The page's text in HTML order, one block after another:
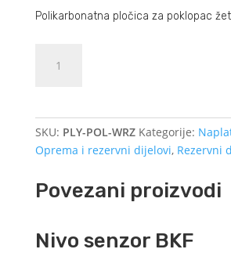
Polikarbonatna pločica za poklopac
pločica
SKU: PLY-POL-WRZ Kategorije:
Oprema i rezervni dijelovi, Rezervni
Povezani proizvodi
Nivo senzor BKF